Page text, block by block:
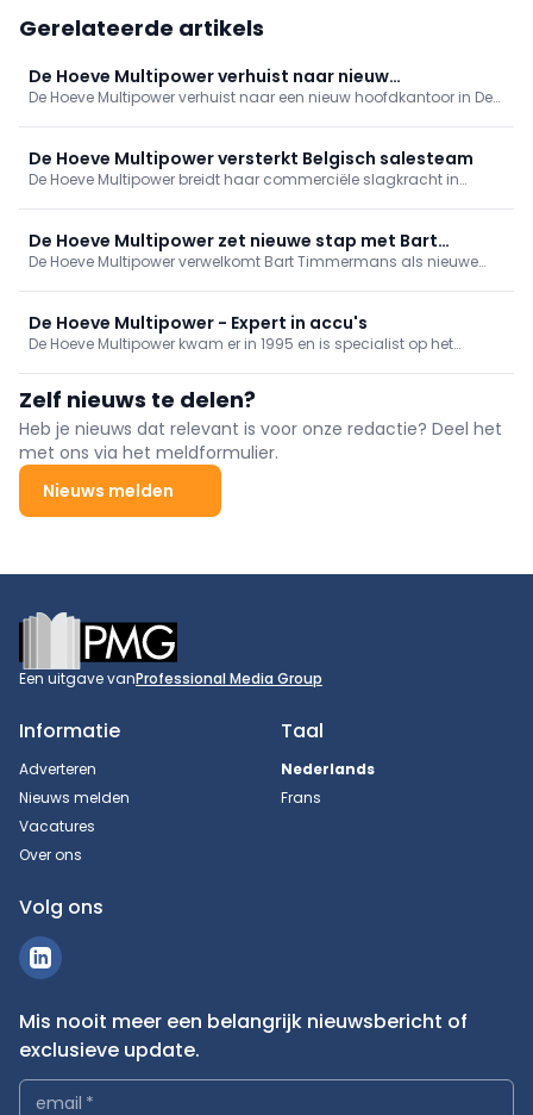
Gerelateerde artikels
De Hoeve Multipower verhuist naar nieuw
hoofdkantoor
De Hoeve Multipower verhuist naar een nieuw hoofdkantoor in Den
De Hoeve Multipower versterkt Belgisch salesteam
De Hoeve Multipower breidt haar commerciële slagkracht in
nadrukkelijk in op continuïteit, lokale verankering en verdere
marktontwikkeling.
De Hoeve Multipower zet nieuwe stap met Bart
Timmermans
De Hoeve Multipower verwelkomt Bart Timmermans als nieuwe
draagbare energieopslag.
De Hoeve Multipower - Expert in accu's
De Hoeve Multipower kwam er in 1995 en is specialist op het
en scheepvaart en biedt oplossingen voor mobiele DC- of AC-
energievoorziening.
Zelf nieuws te delen?
Heb je nieuws dat relevant is voor onze redactie? Deel het
met ons via het meldformulier.
Nieuws melden
Footer
Een uitgave vanProfessional Media Group
Informatie
Adverteren
Nieuws melden
Vacatures
Over ons
Taal
Nederlands
Frans
Volg ons
Mis nooit meer een belangrijk nieuwsbericht of
exclusieve update.
email *